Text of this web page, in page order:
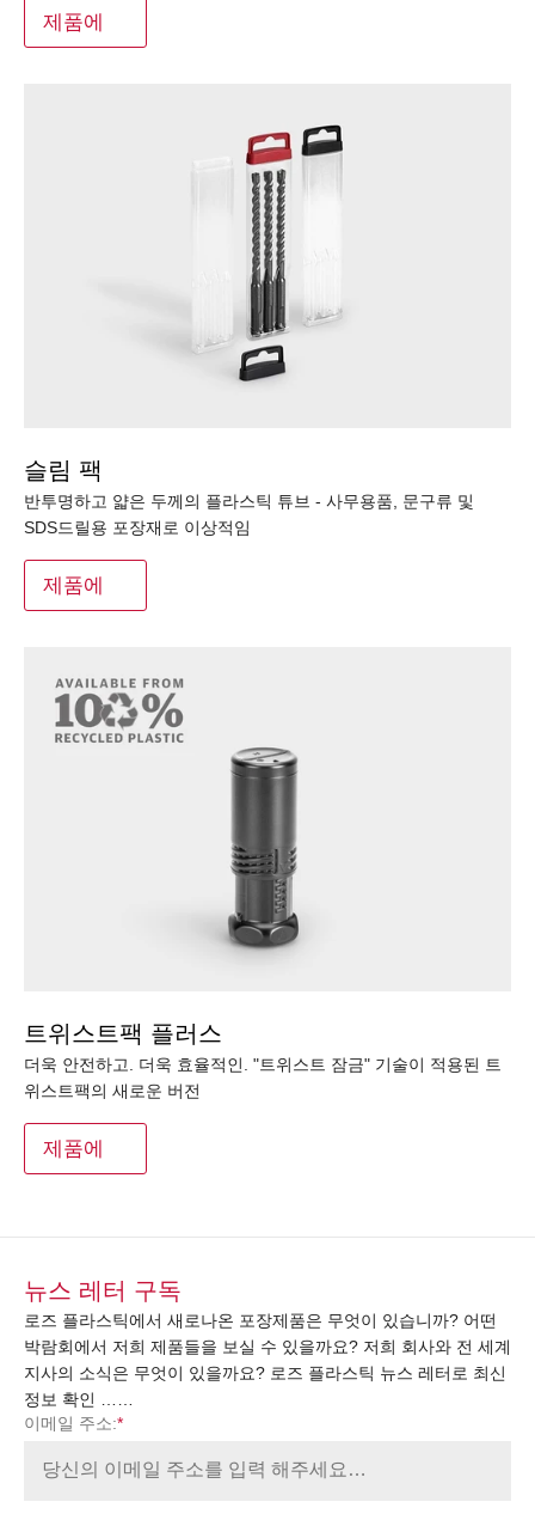
제품에
슬림 팩
반투명하고 얇은 두께의 플라스틱 튜브 - 사무용품, 문구류 및
SDS드릴용 포장재로 이상적임
제품에
트위스트팩 플러스
더욱 안전하고. 더욱 효율적인. "트위스트 잠금" 기술이 적용된 트
위스트팩의 새로운 버전
제품에
뉴스 레터 구독
로즈 플라스틱에서 새로나온 포장제품은 무엇이 있습니까? 어떤
박람회에서 저희 제품들을 보실 수 있을까요? 저희 회사와 전 세계
지사의 소식은 무엇이 있을까요? 로즈 플라스틱 뉴스 레터로 최신
정보 확인 ……
이메일 주소:*